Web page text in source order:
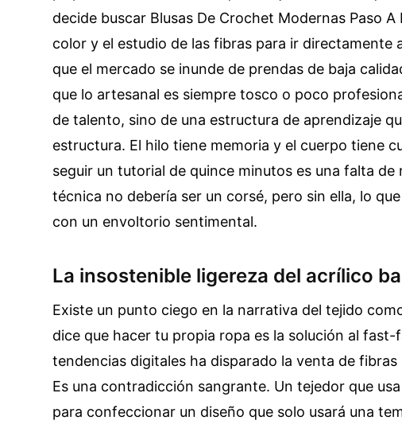
decide buscar Blusas De Crochet Modernas Paso
color y el estudio de las fibras para ir directamente
que el mercado se inunde de prendas de baja
que lo artesanal es siempre tosco o poco
de talento, sino de una estructura de aprendizaje
estructura. El hilo tiene memoria y el cuerpo tiene
seguir un tutorial de quince minutos es una falta
técnica no debería ser un corsé, pero sin ella, lo
con un envoltorio sentimental.
La insostenible ligereza del acrílico
Existe un punto ciego en la narrativa del tejido
dice que hacer tu propia ropa es la solución al
tendencias digitales ha disparado la venta de
Es una contradicción sangrante. Un tejedor que
para confeccionar un diseño que solo usará una